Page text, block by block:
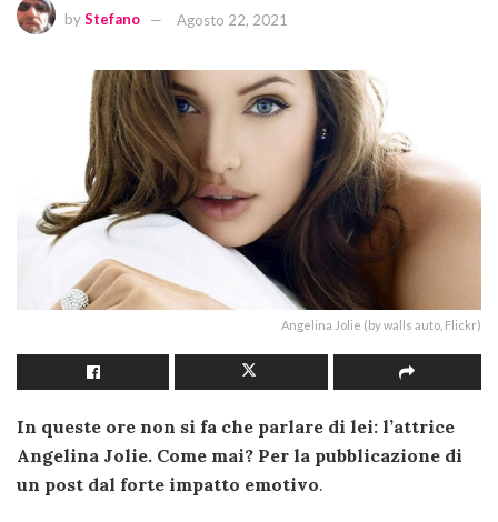
byStefano Agosto 22, 2021
Angelina Jolie (by walls auto, Flickr)
In queste ore non si fa che parlare di lei: l’attrice
Angelina Jolie. Come mai? Per la pubblicazione di
un post dal forte impatto emotivo.